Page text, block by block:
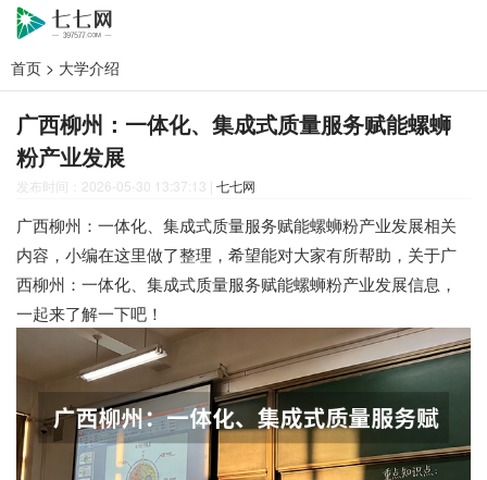
首页 > 大学介绍
广西柳州：一体化、集成式质量服务赋能螺蛳
粉产业发展
发布时间：2026-05-30 13:37:13 | 七七网
广西柳州：一体化、集成式质量服务赋能螺蛳粉产业发展相关
内容，小编在这里做了整理，希望能对大家有所帮助，关于广
西柳州：一体化、集成式质量服务赋能螺蛳粉产业发展信息，
一起来了解一下吧！